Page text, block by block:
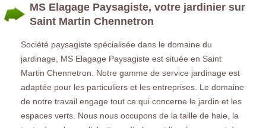
MS Elagage Paysagiste, votre jardinier sur
Saint Martin Chennetron
Société paysagiste spécialisée dans le domaine du
jardinage, MS Elagage Paysagiste est située en Saint
Martin Chennetron. Notre gamme de service jardinage est
adaptée pour les particuliers et les entreprises. Le domaine
de notre travail engage tout ce qui concerne le jardin et les
espaces verts. Nous nous occupons de la taille de haie, la